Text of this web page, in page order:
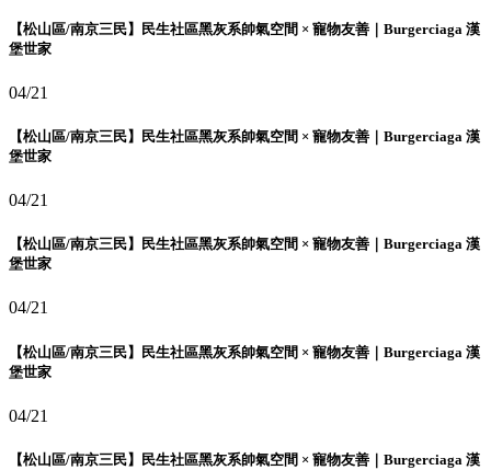
【松山區/南京三民】民生社區黑灰系帥氣空間 × 寵物友善｜Burgerciaga 漢
堡世家
04/21
【松山區/南京三民】民生社區黑灰系帥氣空間 × 寵物友善｜Burgerciaga 漢
堡世家
04/21
【松山區/南京三民】民生社區黑灰系帥氣空間 × 寵物友善｜Burgerciaga 漢
堡世家
04/21
【松山區/南京三民】民生社區黑灰系帥氣空間 × 寵物友善｜Burgerciaga 漢
堡世家
04/21
【松山區/南京三民】民生社區黑灰系帥氣空間 × 寵物友善｜Burgerciaga 漢